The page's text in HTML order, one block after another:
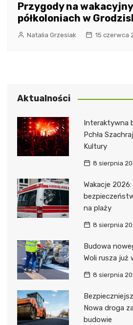
Przygody na
półkoloniach w
Natalia Grzesiak 15 czerwca
Aktualności
Interaktywna
Pchła
Kultury
8 sierpnia
Wakacje
na plaży
8 sierpnia
Budowa
Woli rusza już
8 sierpnia
Nowa droga
budowie